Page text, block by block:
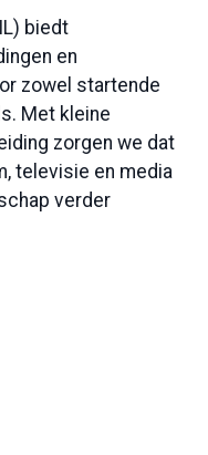
biedt
en
zowel startende
Met kleine
zorgen we dat
televisie en media
verder